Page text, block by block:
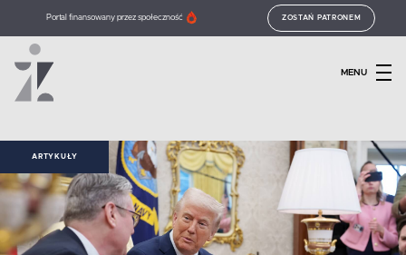
Portal finansowany przez społeczność ZOSTAŃ PATRONEM
MENU
ARTYKUŁY